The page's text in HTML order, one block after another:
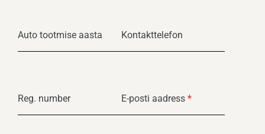
Auto tootmise aasta Kontakttelefon
Reg. number E-posti aadress *